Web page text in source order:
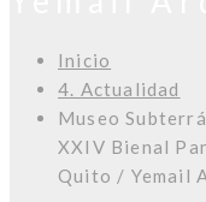
Inicio
4. Actualidad
Museo
XXIV Bienal
Quito / Yemail